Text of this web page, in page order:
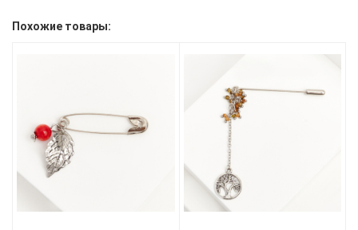
Похожие товары: